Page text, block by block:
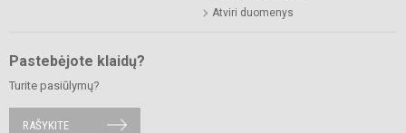
Atviri duomenys
Pastebėjote klaidų?
Turite pasiūlymų?
RAŠYKITE